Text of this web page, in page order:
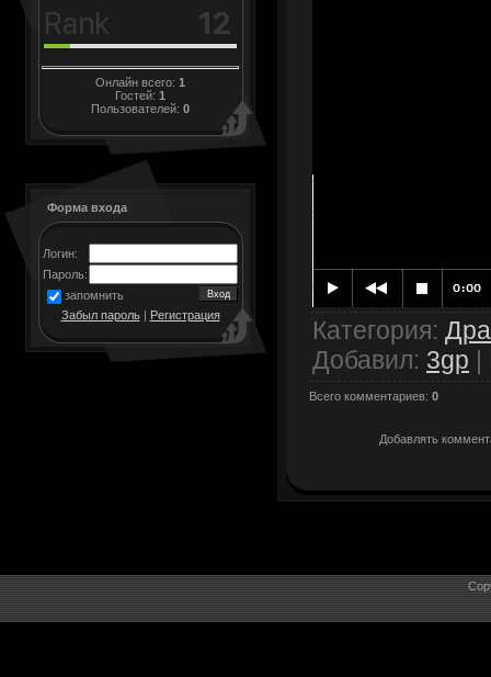
Онлайн всего: 1
Гостей: 1
Пользователей: 0
Форма входа
Логин:
Пароль:
запомнить
Забыл пароль| Регистрация
Категория:
Добавил: 3gp |
Всего комментариев: 0
Добавлять